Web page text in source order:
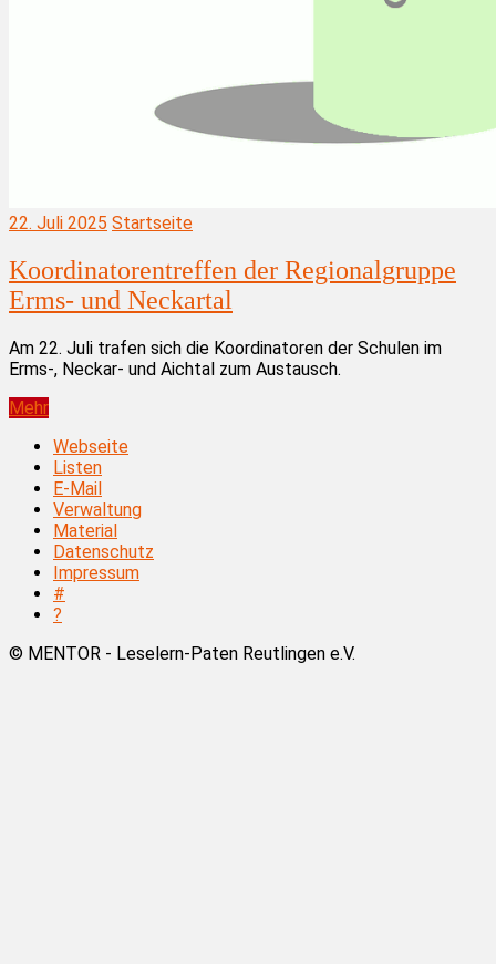
22. Juli 2025 Startseite
Koordinatorentreffen der Regionalgruppe
Erms- und Neckartal
Am 22. Juli trafen sich die Koordinatoren der Schulen im
Erms-, Neckar- und Aichtal zum Austausch.
Mehr
Webseite
Listen
E-Mail
Verwaltung
Material
Datenschutz
Impressum
#
?
© MENTOR - Leselern-Paten Reutlingen e.V.